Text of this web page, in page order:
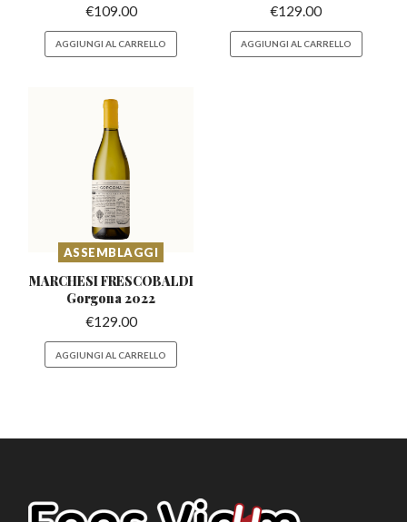
€109.00
AGGIUNGI AL CARRELLO
€129.00
AGGIUNGI AL CARRELLO
ASSEMBLAGGI
MARCHESI FRESCOBALDI
Gorgona 2022
€129.00
AGGIUNGI AL CARRELLO